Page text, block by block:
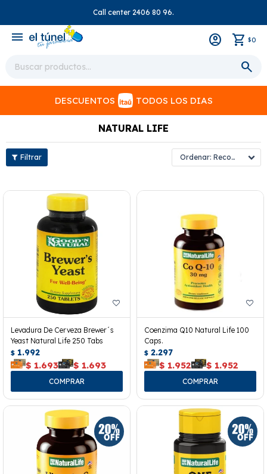
Call center 2406 80 96.
menu $0
DESCUENTOS TODOS LOS DIAS
NATURAL LIFE
Recomendados
Levadura De Cerveza Brewer´s
Yeast Natural Life 250 Tabs
$ 1.992
$ 1.693 $ 1.693
Coenzima Q10 Natural Life 100
Caps.
$ 2.297
$ 1.952 $ 1.952
close